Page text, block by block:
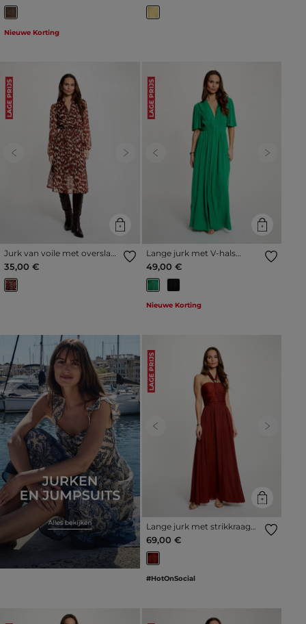
Nieuwe Korting
LAGE PRIJS
Previous Next
Jurk van voile met overslag
meerkleurig vrouw
35,00 €
LAGE PRIJS
Previous Next
Lange jurk met V-hals
weide groen vrouw
49,00 €
Nieuwe Korting
LAGE PRIJS
Previous Next
Lange jurk met strikkraag
cognacbruin vrouw
69,00 €
#HotOnSocial